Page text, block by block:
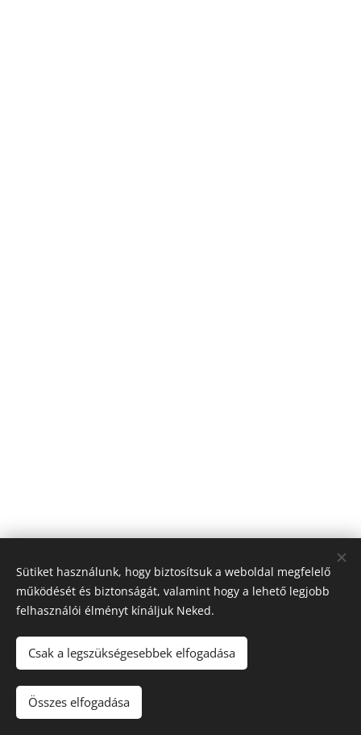
© 2026 Nagyfólia Kft. Minden jog fenntartva
Sütik
Sütiket használunk, hogy biztosítsuk a weboldal megfelelő
működését és biztonságát, valamint hogy a lehető legjobb
felhasználói élményt kínáljuk Neked.
Csak a legszükségesebbek elfogadása
Összes elfogadása